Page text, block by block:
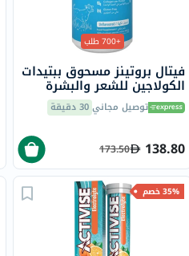
+700 طلب
فيتال بروتينز مسحوق ببتيدات
الكولاجين للشعر والبشرة
والأظافر 284 جرامتوصيل مجاني30 دقيقة
138.80
173.50
35% خصم